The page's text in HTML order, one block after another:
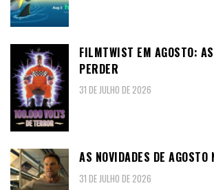
FILMTWIST EM AGOSTO:
PERDER
31 DE JULHO DE 2026
AS NOVIDADES DE
31 DE JULHO DE 2026